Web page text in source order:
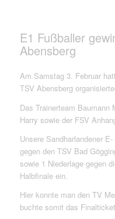
E1 Fußballer
Abensberg
Am Samstag 3. Februar
TSV Abensberg
Das Trainerteam Baumann
Harry sowie der FSV
Unsere Sandharlandener
gegen den TSV Bad
sowie 1 Niederlage gegen
Halbfinale ein.
Hier konnte man den TV
buchte somit das Finalticket.